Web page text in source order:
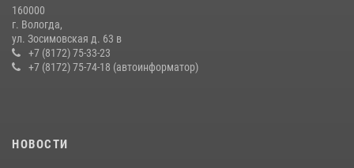
26 единиц оружия сдали росгвардейцам добровольно жители
Вологодской области за минувшую неделю
11 июля 2026, 05:49
160000
г. Вологда,
ул. Зосимовская д. 63 в
+7 (8172) 75-33-23
+7 (8172) 75-74-18 (автоинформатор)
НОВОСТИ